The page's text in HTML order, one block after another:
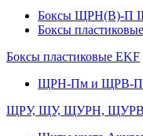
Боксы ЩРН(В)-П
Боксы
Боксы пластиковые EKF
ЩРН-Пм и ЩРВ-
ЩРУ, ЩУ, ЩУРН, ЩУРВ